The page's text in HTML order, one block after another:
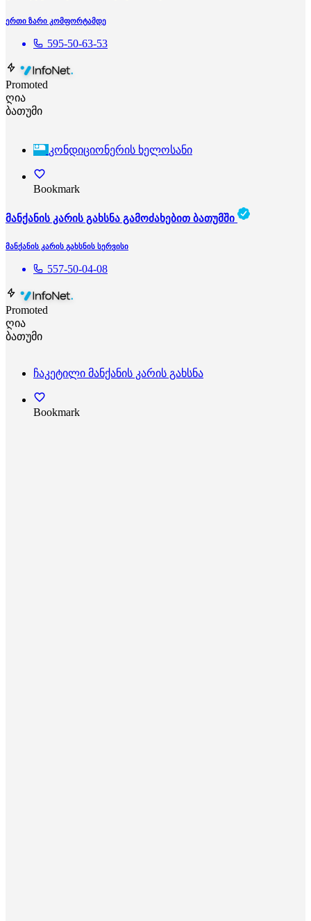
ერთი ზარი კომფორტამდე
595-50-63-53
Promoted
ღია
ბათუმი
კონდიციონერის ხელოსანი
Bookmark
მანქანის კარის გახსნა გამოძახებით ბათუმში
მანქანის კარის გახსნის სერვისი
557-50-04-08
Promoted
ღია
ბათუმი
ჩაკეტილი მანქანის კარის გახსნა
Bookmark